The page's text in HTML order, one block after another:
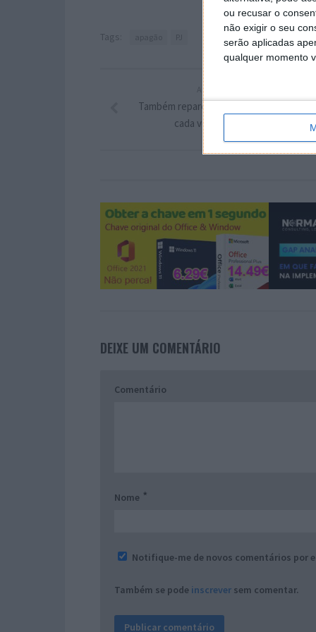
ou recusar o
não exigir o seu
serão aplicadas
qualquer momento
Tags:
ARTIGO ANTERIOR
Também reparou que o YouTube parece
cada vez mais publicidade?
DEIXE UM COMENTÁRIO
Comentário
Nome *
Notifique-me de novos comentários por
Também se pode inscrever sem comentar.